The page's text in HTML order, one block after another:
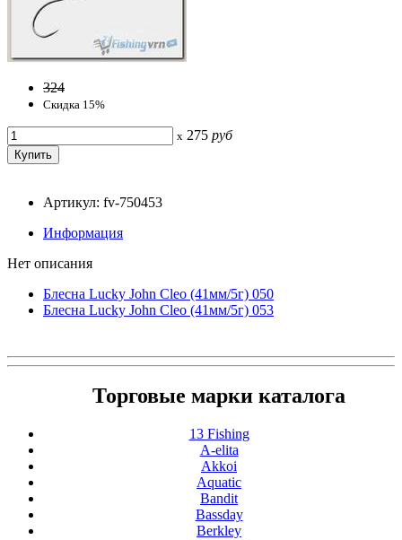
324
Скидка 15%
x 275 руб
Артикул: fv-750453
Информация
Нет описания
Блесна Lucky John Cleo (41мм/5г) 050
Блесна Lucky John Cleo (41мм/5г) 053
Торговые марки каталога
13 Fishing
A-elita
Akkoi
Aquatic
Bandit
Bassday
Berkley